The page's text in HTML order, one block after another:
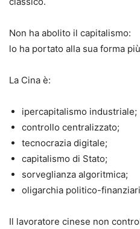
Non ha abolito il capitalismo:
lo ha portato alla sua forma
La Cina è:
ipercapitalismo industriale;
controllo centralizzato;
tecnocrazia digitale;
capitalismo di Stato;
sorveglianza algoritmica;
oligarchia politico-
Il lavoratore cinese non